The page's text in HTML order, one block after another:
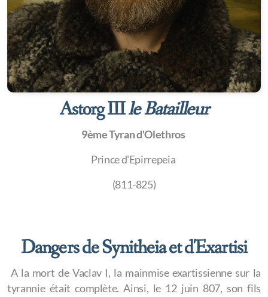
Astorg IIIle Batailleur
9ème Tyran d'Olethros
Prince d'Epirrepeia
(811-825)
Dangers de Synitheia et d'Exartisi
A la mort de Vaclav I, la mainmise exartissienne sur la
tyrannie était complète. Ainsi, le 12 juin 807, son fils